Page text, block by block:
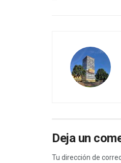
Deja un
Tu dirección de